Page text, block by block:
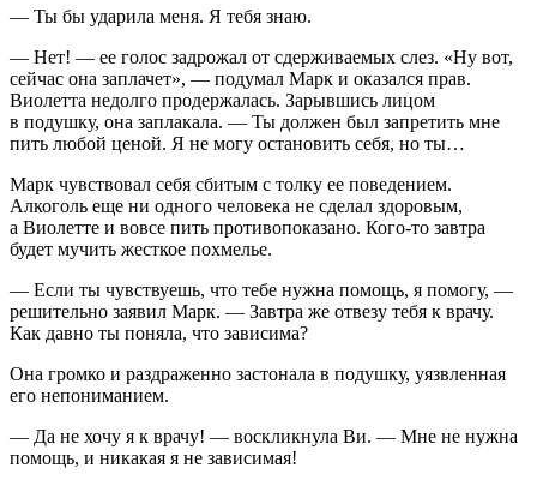
— Ты бы ударила меня. Я тебя знаю.
— Нет! — ее голос задрожал от сдерживаемых слез. «Ну вот,
сейчас она заплачет», — подумал Марк и оказался прав.
Виолетта недолго продержалась. Зарывшись лицом
в подушку, она заплакала. — Ты должен был запретить мне
пить любой ценой. Я не могу остановить себя, но ты…
Марк чувствовал себя сбитым с толку ее поведением.
Алкоголь еще ни одного человека не сделал здоровым,
а Виолетте и вовсе пить противопоказано. Кого-то завтра
будет мучить жесткое похмелье.
— Если ты чувствуешь, что тебе нужна помощь, я помогу, —
решительно заявил Марк. — Завтра же отвезу тебя к врачу.
Как давно ты поняла, что зависима?
Она громко и раздраженно застонала в подушку, уязвленная
его непониманием.
— Да не хочу я к врачу! — воскликнула Ви. — Мне не нужна
помощь, и никакая я не зависимая!